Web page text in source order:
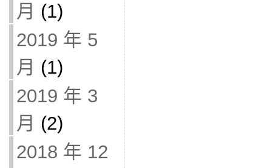
月 (1)
2019 年 5
月 (1)
2019 年 3
月 (2)
2018 年 12